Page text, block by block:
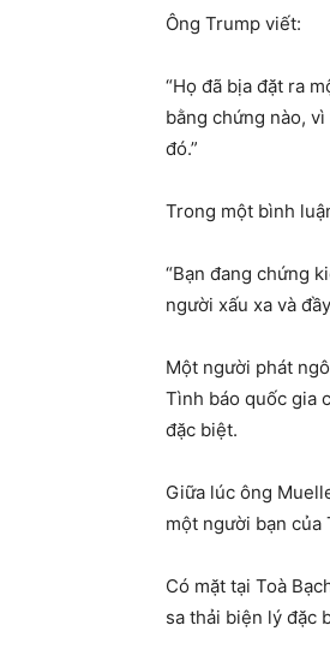
Ông Trump viết:
“Họ đã bịa đặt ra
bằng chứng nào,
đó.”
Trong một bình
“Bạn đang chứng
người xấu xa và
Một người phát
Tình báo quốc gia
đặc biệt.
Giữa lúc ông
một người bạn của
Có mặt tại Toà
sa thải biện lý đặc